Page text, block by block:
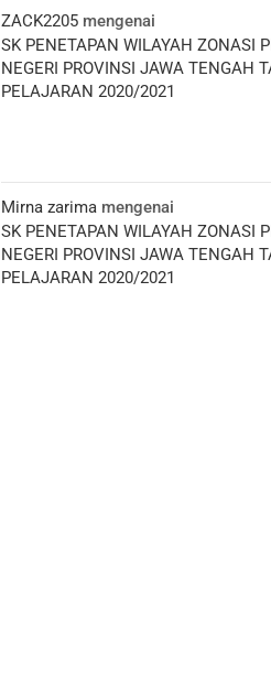
ZACK2205 mengenai
SK PENETAPAN WILAYAH ZONASI
NEGERI PROVINSI JAWA TENGAH
PELAJARAN 2020/2021
Mirna zarima mengenai
SK PENETAPAN WILAYAH ZONASI
NEGERI PROVINSI JAWA TENGAH
PELAJARAN 2020/2021